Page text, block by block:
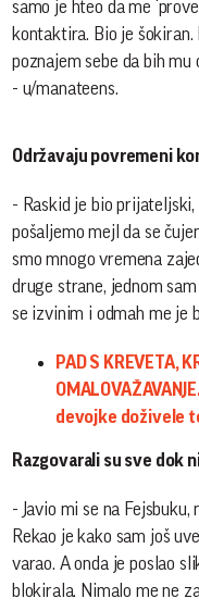
samo je hteo da me
kontaktira. Bio je
poznajem sebe da bih
- u/manateens.
Održavaju povremeni
- Raskid je bio
pošaljemo mejl da se
smo mnogo vremena
druge strane, jednom
se izvinim i odmah me je
PAD S KREVETA,
devojke doživele
Razgovarali su sve dok
- Javio mi se na
Rekao je kako sam još
varao. A onda je poslao
blokirala. Nimalo me ne